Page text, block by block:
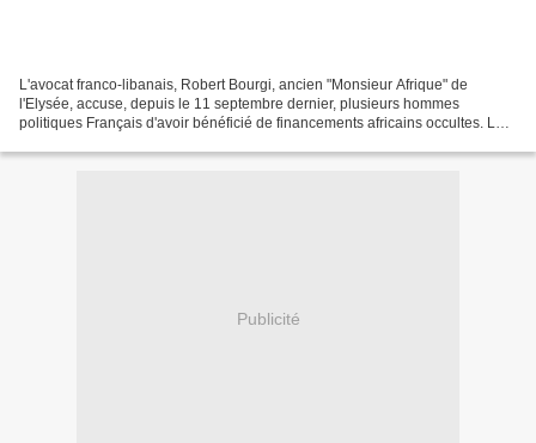
L'avocat franco-libanais, Robert Bourgi, ancien "Monsieur Afrique" de
l'Elysée, accuse, depuis le 11 septembre dernier, plusieurs hommes
politiques Français d'avoir bénéficié de financements africains occultes. Le
Publicité